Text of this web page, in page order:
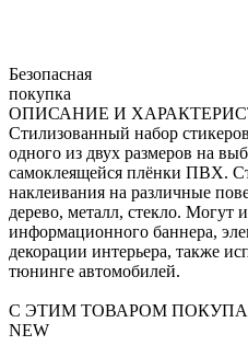
Безопасная
покупка
ОПИСАНИЕ И
Стилизованный набор
одного из двух размеров на
самоклеящейся плёнки ПВХ.
наклеивания на различные
дерево, металл, стекло. Могут
информационного баннера,
декорации интерьера, также
тюнинге автомобилей.
С ЭТИМ ТОВАРОМ
NEW